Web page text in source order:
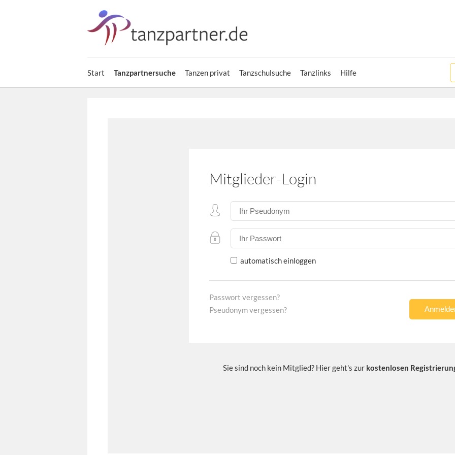
Start Tanzpartnersuche Tanzen privat Tanzschulsuche Tanzlinks Hilfe
Mitglieder-Login
automatisch einloggen
Passwort vergessen?
Pseudonym vergessen?
Sie sind noch kein Mitglied? Hier geht's zur kostenlosen